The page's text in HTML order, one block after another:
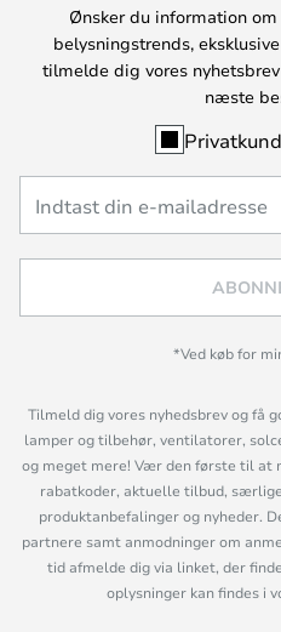
Ønsker du information
belysningstrends,
tilmelde dig vores
næste
*Ved køb for
Tilmeld dig vores nyhedsbrev og få
lamper og tilbehør, ventilatorer,
og meget mere! Vær den første til at
rabatkoder, aktuelle tilbud,
produktanbefalinger og nyheder.
partnere samt anmodninger om
tid afmelde dig via linket, der
oplysninger kan findes i